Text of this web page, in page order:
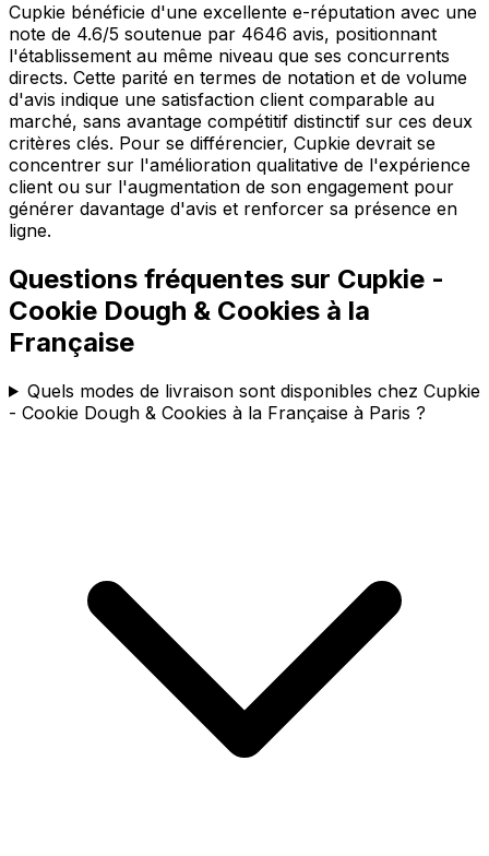
Cupkie bénéficie d'une excellente e-réputation avec une
note de 4.6/5 soutenue par 4646 avis, positionnant
l'établissement au même niveau que ses concurrents
directs. Cette parité en termes de notation et de volume
d'avis indique une satisfaction client comparable au
marché, sans avantage compétitif distinctif sur ces deux
critères clés. Pour se différencier, Cupkie devrait se
concentrer sur l'amélioration qualitative de l'expérience
client ou sur l'augmentation de son engagement pour
générer davantage d'avis et renforcer sa présence en
ligne.
Questions fréquentes sur Cupkie -
Cookie Dough & Cookies à la
Française
Quels modes de livraison sont disponibles chez Cupkie
- Cookie Dough & Cookies à la Française à Paris ?